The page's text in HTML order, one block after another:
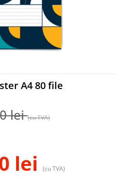
A4 80 file
lei (cu TVA)
lei (cu TVA)